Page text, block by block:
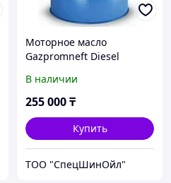
Моторное масло
Gazpromneft Diesel
В наличии
255 000₸
Купить
ТОО "СпецШинОйл"